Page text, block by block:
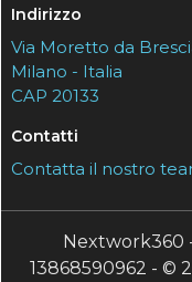
Indirizzo
Via Moretto da
Milano - Italia
CAP 20133
Contatti
Contatta il nostro
Nextwork360
13868590962 - ©